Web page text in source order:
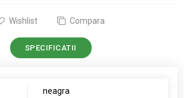
Wishlist Compara
SPECIFICATII
neagra